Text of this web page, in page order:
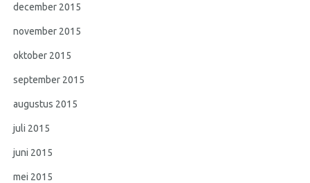
december 2015
november 2015
oktober 2015
september 2015
augustus 2015
juli 2015
juni 2015
mei 2015